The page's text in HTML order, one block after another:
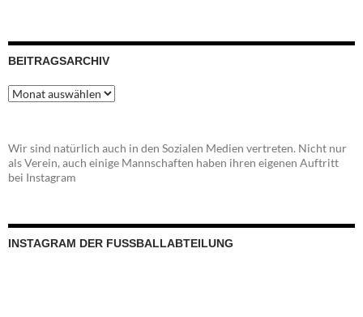
BEITRAGSARCHIV
Beitragsarchiv
Wir sind natürlich auch in den Sozialen Medien vertreten. Nicht nur
als Verein, auch einige Mannschaften haben ihren eigenen Auftritt
bei Instagram
INSTAGRAM DER FUSSBALLABTEILUNG